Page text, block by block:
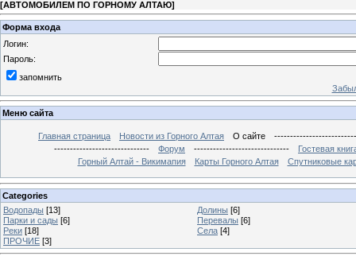
[АВТОМОБИЛЕМ ПО ГОРНОМУ АЛТАЮ]
Форма входа
Логин:
Пароль:
запомнить
Меню сайта
Главная страница Новости из Горного Алтая О сайте
------------------------------
Форум ------------------------------
Гостевая
Горный Алтай - Викимапия
Карты Горного Алтая Спутниковые
Categories
Водопады [13] Долины [6]
Парки и сады [6] Перевалы [6]
Реки [18] Села [4]
ПРОЧИЕ [3]